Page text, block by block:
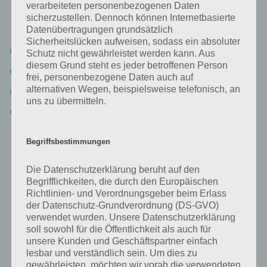
Bild: Hunde im Park
Hund (43%)
Leine (25%)
Gassi (15%)
Wenn die Lösung nicht mehr aktuell sein sollte oder ein Wort in der
Lösung von 94 Prozent fehlt, so teile uns die korrekten Lösungen
einfach in den Kommentaren mit. Nur so können wir stets die
aktuellen Antworten auf die zahlreichen Fragen in der App geben.
Darum geht es bei 94%
verarbeiteten personenbezogenen Daten
sicherzustellen. Dennoch können Internetbasierte
Datenübertragungen grundsätzlich
Sicherheitslücken aufweisen, sodass ein absoluter
Schutz nicht gewährleistet werden kann. Aus
diesem Grund steht es jeder betroffenen Person
frei, personenbezogene Daten auch auf
alternativen Wegen, beispielsweise telefonisch, an
uns zu übermitteln.
Begriffsbestimmungen
Die Datenschutzerklärung beruht auf den
Begrifflichkeiten, die durch den Europäischen
Richtlinien- und Verordnungsgeber beim Erlass
der Datenschutz-Grundverordnung (DS-GVO)
verwendet wurden. Unsere Datenschutzerklärung
soll sowohl für die Öffentlichkeit als auch für
unsere Kunden und Geschäftspartner einfach
lesbar und verständlich sein. Um dies zu
gewährleisten, möchten wir vorab die verwendeten